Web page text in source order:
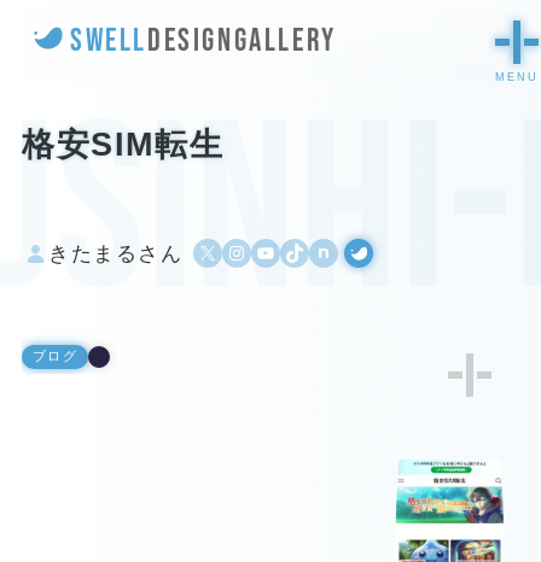
SWELLDESIGNGALLERY
格安SIM転生
きたまるさん X Instagram
YouTube
TikTok
500pxWordPress
ブログ